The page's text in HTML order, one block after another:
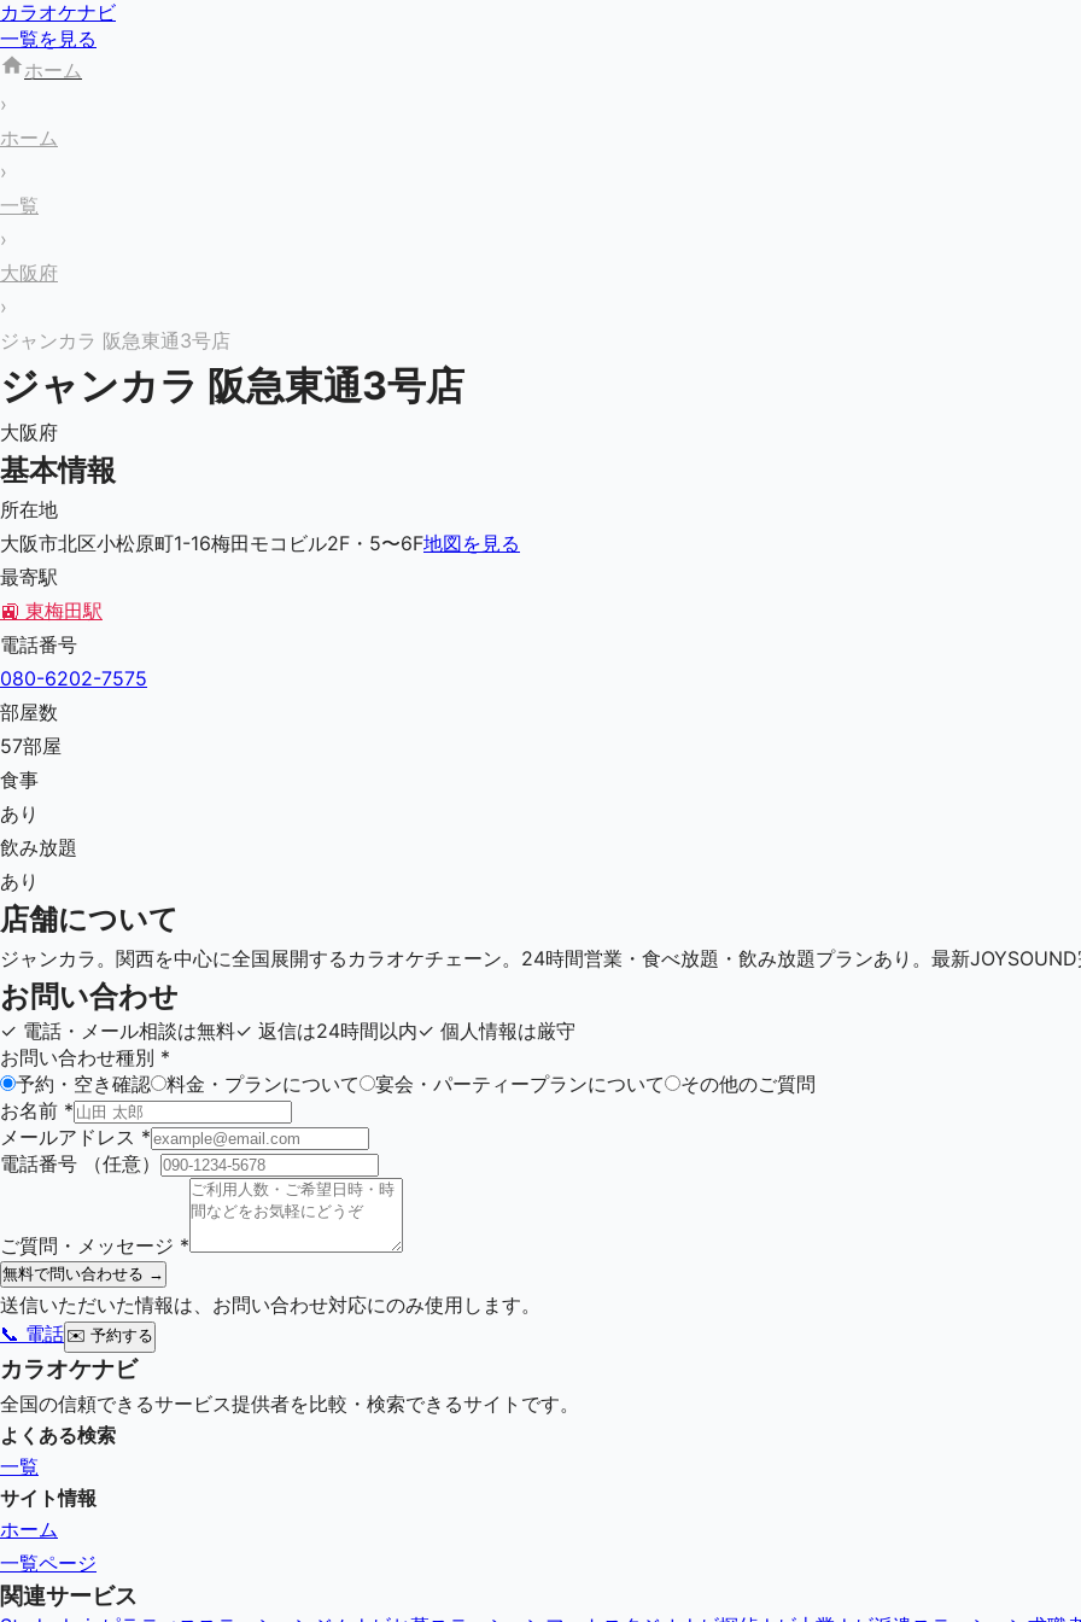
カラオケナビ
一覧を見る
ホーム
›
ホーム
›
一覧
›
大阪府
›
ジャンカラ 阪急東通3号店
ジャンカラ 阪急東通3号店
大阪府
基本情報
所在地
大阪市北区小松原町1-16梅田モコビル2F・5〜6F地図を見る
最寄駅
🚉 東梅田駅
電話番号
080-6202-7575
部屋数
57部屋
食事
あり
飲み放題
あり
店舗について
ジャンカラ。関西を中心に全国展開するカラオケチェーン。24時間営業・食べ放題・飲み放題プランあり。最新
お問い合わせ
✓ 電話・メール相談は無料✓ 返信は24時間以内✓ 個人情報は厳守
お問い合わせ種別 *
予約・空き確認
料金・プランについて 宴会・パーティープランについて
その他のご質問
お名前 *
メールアドレス *
電話番号
（任意）
ご質問・メッセージ *
無料で問い合わせる →
送信いただいた情報は、お問い合わせ対応にのみ使用します。
📞 電話 ✉️ 予約する
カラオケナビ
全国の信頼できるサービス提供者を比較・検索できるサイトです。
よくある検索
一覧
サイト情報
ホーム
一覧ページ
関連サービス